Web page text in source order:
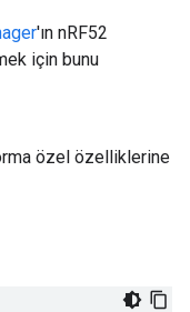
'ın nRF52
için bunu
özel özelliklerine